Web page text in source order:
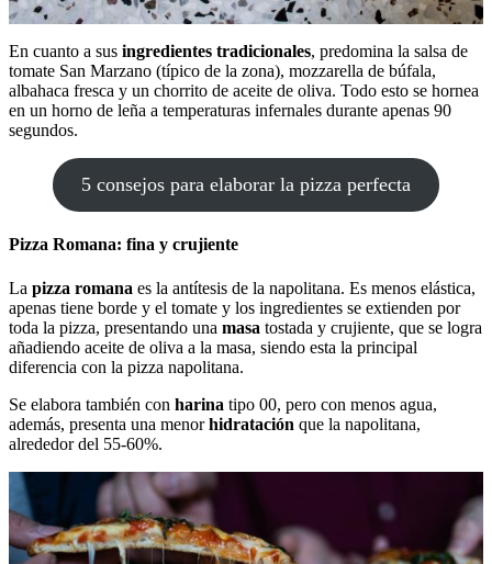
En cuanto a sus ingredientes tradicionales, predomina la salsa de
tomate San Marzano (típico de la zona), mozzarella de búfala,
albahaca fresca y un chorrito de aceite de oliva. Todo esto se hornea
en un horno de leña a temperaturas infernales durante apenas 90
segundos.
5 consejos para elaborar la pizza perfecta
Pizza Romana: fina y crujiente
La pizza romana es la antítesis de la napolitana. Es menos elástica,
apenas tiene borde y el tomate y los ingredientes se extienden por
toda la pizza, presentando una masa tostada y crujiente, que se logra
añadiendo aceite de oliva a la masa, siendo esta la principal
diferencia con la pizza napolitana.
Se elabora también con harina tipo 00, pero con menos agua,
además, presenta una menorhidratación que la napolitana,
alrededor del 55-60%.